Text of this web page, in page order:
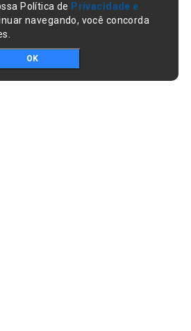
Política de Privacidade e
navegando, você concorda
OK